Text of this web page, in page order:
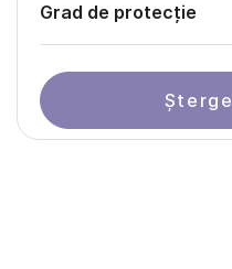
Grad de protecție
Șterge